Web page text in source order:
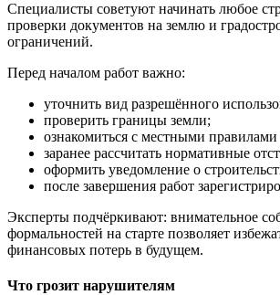
Специалисты советуют начинать любое
проверки документов на землю и
ограничений.
Перед началом работ важно:
уточнить вид разрешённого
проверить границы земли;
ознакомиться с местными правилами
заранее рассчитать нормативные
оформить уведомление о
после завершения работ
Эксперты подчёркивают: внимательное
формальностей на старте позволяет
финансовых потерь в будущем.
Что грозит нарушителям